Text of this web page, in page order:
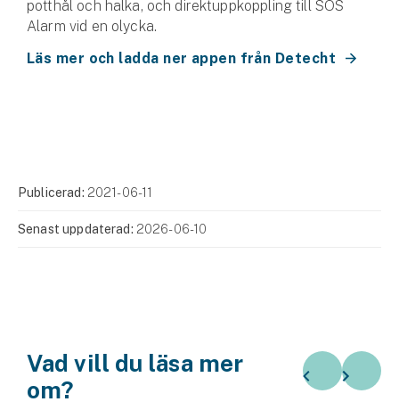
potthål och halka, och direktuppkoppling till SOS
Alarm vid en olycka.
Läs mer och ladda ner appen från Detecht
Publicerad: 2021-06-11
Senast uppdaterad: 2026-06-10
Vad vill du läsa mer
om?